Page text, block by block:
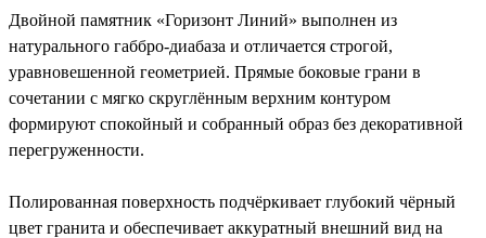
Двойной памятник «Горизонт Линий» выполнен из
натурального габбро-диабаза и отличается строгой,
уравновешенной геометрией. Прямые боковые грани в
сочетании с мягко скруглённым верхним контуром
формируют спокойный и собранный образ без декоративной
перегруженности.
Полированная поверхность подчёркивает глубокий чёрный
цвет гранита и обеспечивает аккуратный внешний вид на